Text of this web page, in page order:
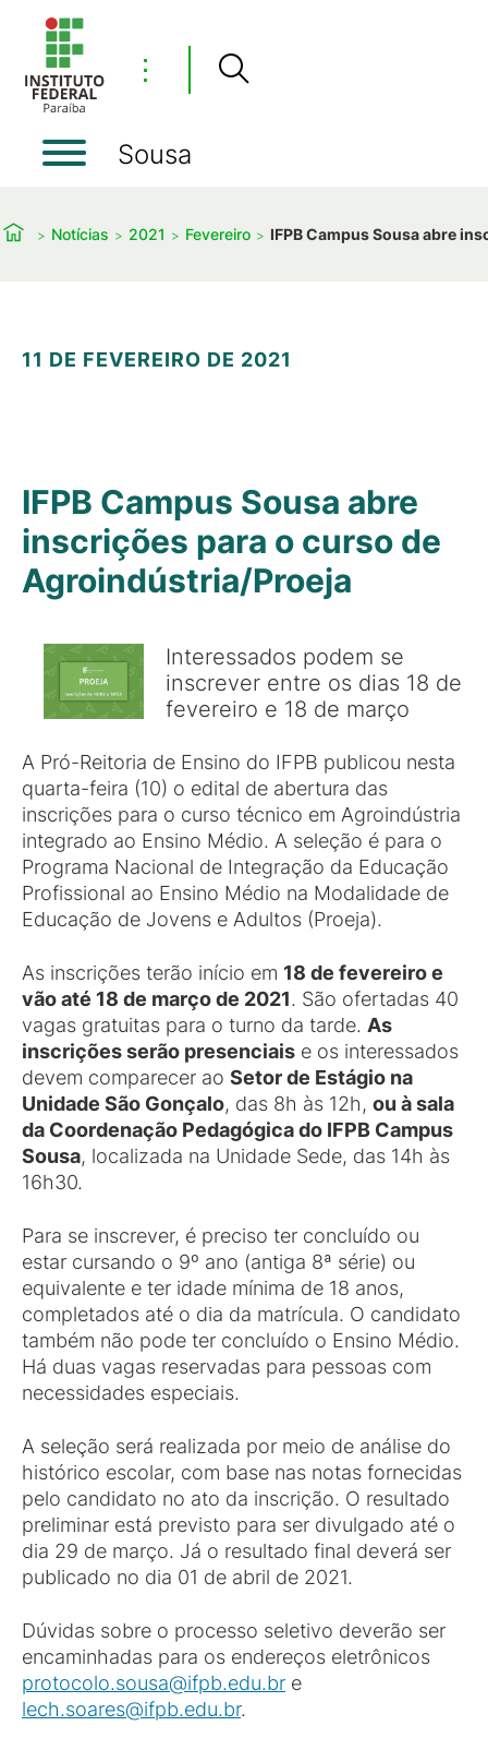
⋮
Sousa
Notícias 2021 Fevereiro IFPB Campus Sousa abre
11 DE FEVEREIRO DE 2021
IFPB Campus Sousa abre
inscrições para o curso de
Agroindústria/Proeja
Interessados podem se
inscrever entre os dias 18 de
fevereiro e 18 de março
A Pró-Reitoria de Ensino do IFPB publicou nesta
quarta-feira (10) o edital de abertura das
inscrições para o curso técnico em Agroindústria
integrado ao Ensino Médio. A seleção é para o
Programa Nacional de Integração da Educação
Profissional ao Ensino Médio na Modalidade de
Educação de Jovens e Adultos (Proeja).
As inscrições terão início em 18 de fevereiro e
vão até 18 de março de 2021. São ofertadas 40
vagas gratuitas para o turno da tarde. As
inscrições serão presenciais e os interessados
devem comparecer ao Setor de Estágio na
Unidade São Gonçalo, das 8h às 12h, ou à sala
da Coordenação Pedagógica do IFPB Campus
Sousa, localizada na Unidade Sede, das 14h às
16h30.
Para se inscrever, é preciso ter concluído ou
estar cursando o 9º ano (antiga 8ª série) ou
equivalente e ter idade mínima de 18 anos,
completados até o dia da matrícula. O candidato
também não pode ter concluído o Ensino Médio.
Há duas vagas reservadas para pessoas com
necessidades especiais.
A seleção será realizada por meio de análise do
histórico escolar, com base nas notas fornecidas
pelo candidato no ato da inscrição. O resultado
preliminar está previsto para ser divulgado até o
dia 29 de março. Já o resultado final deverá ser
publicado no dia 01 de abril de 2021.
Dúvidas sobre o processo seletivo deverão ser
encaminhadas para os endereços eletrônicos
protocolo.sousa@ifpb.edu.br e
lech.soares@ifpb.edu.br.